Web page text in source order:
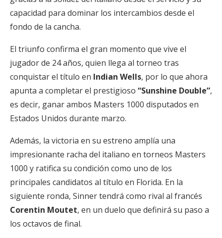
capacidad para dominar los intercambios desde el
fondo de la cancha.
El triunfo confirma el gran momento que vive el
jugador de 24 años, quien llega al torneo tras
conquistar el título en Indian Wells, por lo que ahora
apunta a completar el prestigioso “Sunshine Double”,
es decir, ganar ambos Masters 1000 disputados en
Estados Unidos durante marzo.
Además, la victoria en su estreno amplía una
impresionante racha del italiano en torneos Masters
1000 y ratifica su condición como uno de los
principales candidatos al título en Florida. En la
siguiente ronda, Sinner tendrá como rival al francés
Corentin Moutet, en un duelo que definirá su paso a
los octavos de final.